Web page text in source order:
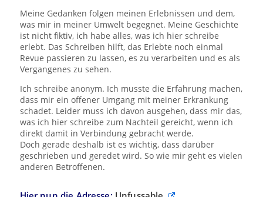
Meine Gedanken folgen meinen Erlebnissen und dem,
was mir in meiner Umwelt begegnet. Meine Geschichte
ist nicht fiktiv, ich habe alles, was ich hier schreibe
erlebt. Das Schreiben hilft, das Erlebte noch einmal
Revue passieren zu lassen, es zu verarbeiten und es als
Vergangenes zu sehen.
Ich schreibe anonym. Ich musste die Erfahrung machen,
dass mir ein offener Umgang mit meiner Erkrankung
schadet. Leider muss ich davon ausgehen, dass mir das,
was ich hier schreibe zum Nachteil gereicht, wenn ich
direkt damit in Verbindung gebracht werde.
Doch gerade deshalb ist es wichtig, dass darüber
geschrieben und geredet wird. So wie mir geht es vielen
anderen Betroffenen.